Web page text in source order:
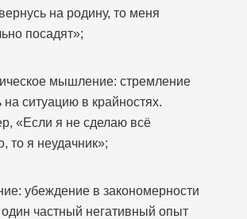
убеждение в закономерности
один частный негативный опыт
на родину, то меня
посадят»;
мышление: стремление
на ситуацию в крайностях.
«Если я не сделаю всё
то я неудачник»;